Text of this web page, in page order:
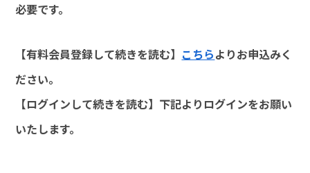
必要です。
【有料会員登録して続きを読む】 こちらよりお申込みく
ださい。
【ログインして続きを読む】下記よりログインをお願い
いたします。